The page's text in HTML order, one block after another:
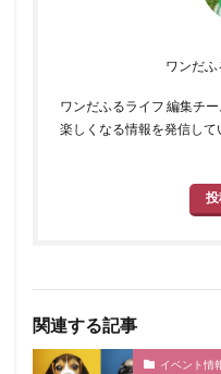
ワンだ
ワンだふるライフ 編集チ
楽しくなる情報を発信して
関連する記事
イベント情